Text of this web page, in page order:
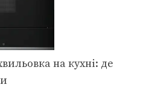
на кухні: де